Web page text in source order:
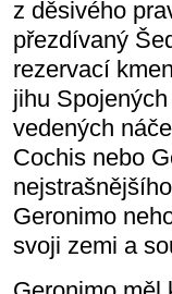
z děsivého
přezdívaný
rezervací
jihu
vedených
Cochis nebo
Geronimo
svoji zemi a